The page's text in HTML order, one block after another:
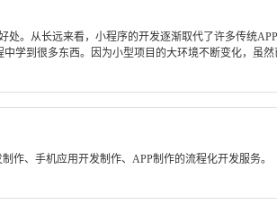
。从长远来看，小程序的开发逐渐取代了许多传统
学到很多东西。因为小型项目的大环境不断变化，虽
作、手机应用开发制作、APP制作的流程化开发服务。